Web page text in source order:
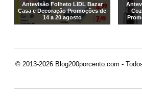
Antevisão Folheto LIDL Bazar
Casa e Decoração Promoções de
14 a 20 agosto
© 2013-2026 Blog200porcento.com -